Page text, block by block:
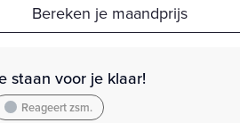
Bereken je maandprijs
staan voor je klaar!
Reageert zsm.